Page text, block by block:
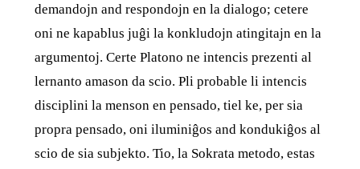
demandojn and respondojn en la dialogo; cetere
oni ne kapablus juĝi la konkludojn atingitajn en la
argumentoj. Certe Platono ne intencis prezenti al
lernanto amason da scio. Pli probable li intencis
disciplini la menson en pensado, tiel ke, per sia
propra pensado, oni iluminiĝos and kondukiĝos al
scio de sia subjekto. Tio, la Sokrata metodo, estas